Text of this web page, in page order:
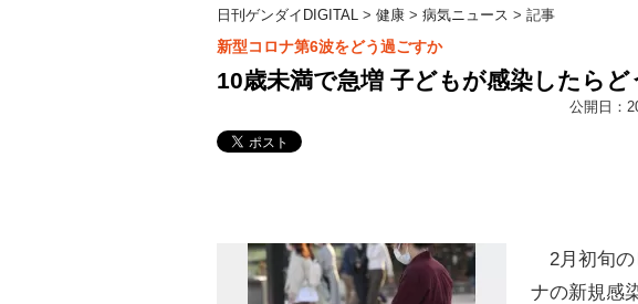
日刊ゲンダイDIGITAL 健康 病気ニュース 記事
新型コロナ第6波をどう過ごすか
10歳未満で急増 子どもが感染したら
公開日：
2月初旬の
ナの新規感